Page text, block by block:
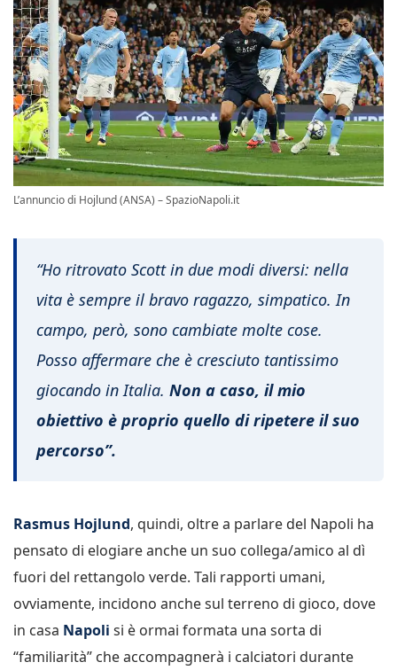
L’annuncio di Hojlund (ANSA) – SpazioNapoli.it
“Ho ritrovato Scott in due modi diversi: nella
vita è sempre il bravo ragazzo, simpatico. In
campo, però, sono cambiate molte cose.
Posso affermare che è cresciuto tantissimo
giocando in Italia. Non a caso, il mio
obiettivo è proprio quello di ripetere il suo
percorso”.
Rasmus Hojlund, quindi, oltre a parlare del Napoli ha
pensato di elogiare anche un suo collega/amico al dì
fuori del rettangolo verde. Tali rapporti umani,
ovviamente, incidono anche sul terreno di gioco, dove
in casa Napoli si è ormai formata una sorta di
“familiarità” che accompagnerà i calciatori durante